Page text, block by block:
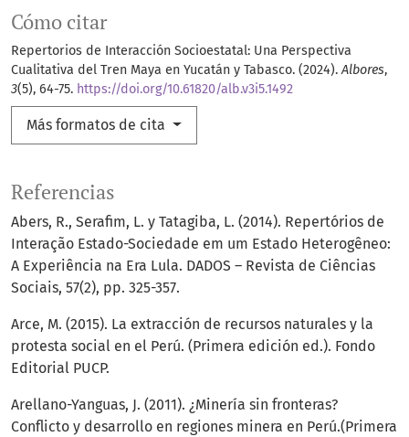
Cómo citar
Repertorios de Interacción Socioestatal: Una Perspectiva
Cualitativa del Tren Maya en Yucatán y Tabasco. (2024).Albores,
3(5), 64-75. https://doi.org/10.61820/alb.v3i5.1492
Más formatos de cita
Referencias
Abers, R., Serafim, L. y Tatagiba, L. (2014). Repertórios de
Interação Estado-Sociedade em um Estado Heterogêneo:
A Experiência na Era Lula. DADOS – Revista de Ciências
Sociais, 57(2), pp. 325-357.
Arce, M. (2015). La extracción de recursos naturales y la
protesta social en el Perú. (Primera edición ed.). Fondo
Editorial PUCP.
Arellano-Yanguas, J. (2011). ¿Minería sin fronteras?
Conflicto y desarrollo en regiones minera en Perú.(Primera